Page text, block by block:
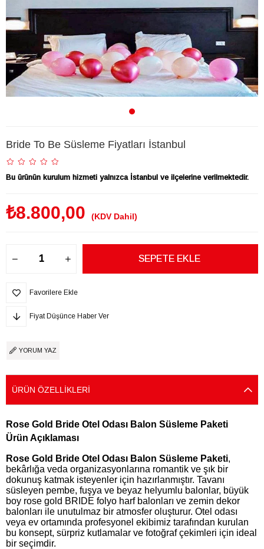
Bride To Be Süsleme Fiyatları İstanbul
Bu ürünün kurulum hizmeti yalnızca İstanbul ve ilçelerine verilmektedir.
₺8.800,00 (KDV Dahil)
Favorilere Ekle
Fiyat Düşünce Haber Ver
YORUM YAZ
ÜRÜN ÖZELLIKLERI
Rose Gold Bride Otel Odası Balon Süsleme Paketi
Ürün Açıklaması
Rose Gold Bride Otel Odası Balon Süsleme Paketi,
bekârlığa veda organizasyonlarına romantik ve şık bir
dokunuş katmak isteyenler için hazırlanmıştır. Tavanı
süsleyen pembe, fuşya ve beyaz helyumlu balonlar, büyük
boy rose gold BRIDE folyo harf balonları ve zemin dekor
balonları ile unutulmaz bir atmosfer oluşturur. Otel odası
veya ev ortamında profesyonel ekibimiz tarafından kurulan
bu konsept, sürpriz kutlamalar ve fotoğraf çekimleri için ideal
bir seçimdir.